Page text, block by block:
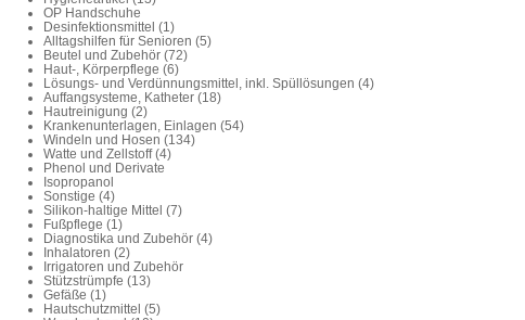
OP Handschuhe
Desinfektionsmittel (1)
Alltagshilfen für Senioren (5)
Beutel und Zubehör (72)
Haut-, Körperpflege (6)
Lösungs- und Verdünnungsmittel, inkl. Spüllösungen (4)
Auffangsysteme, Katheter (18)
Hautreinigung (2)
Krankenunterlagen, Einlagen (54)
Windeln und Hosen (134)
Watte und Zellstoff (4)
Phenol und Derivate
Isopropanol
Sonstige (4)
Silikon-haltige Mittel (7)
Fußpflege (1)
Diagnostika und Zubehör (4)
Inhalatoren (2)
Irrigatoren und Zubehör
Stützstrümpfe (13)
Gefäße (1)
Hautschutzmittel (5)